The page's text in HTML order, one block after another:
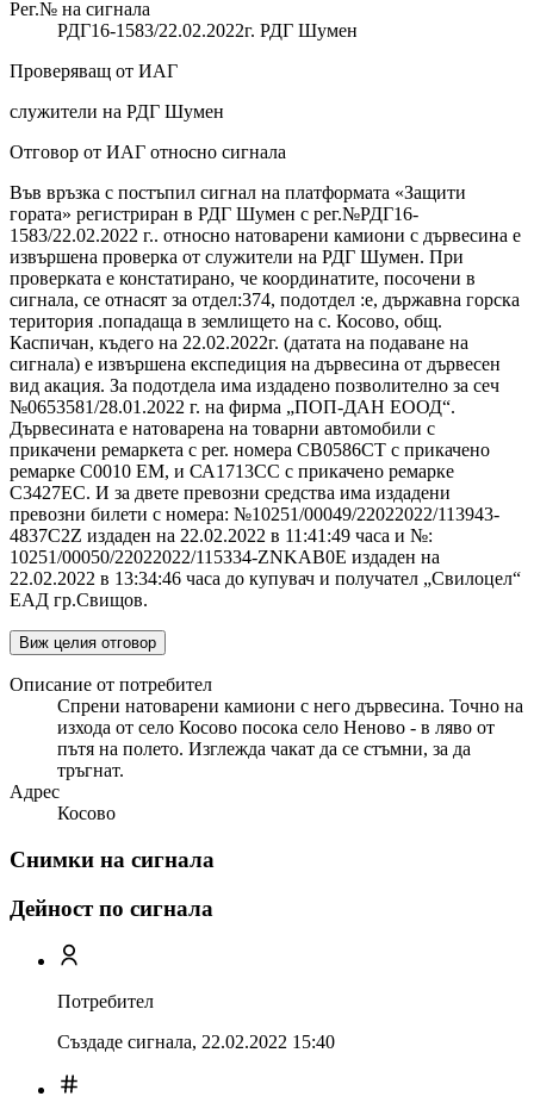
Рег.№ на сигнала
РДГ16-1583/22.02.2022г. РДГ Шумен
Проверяващ от ИАГ
служители на РДГ Шумен
Отговор от ИАГ относно сигнала
Във връзка с постъпил сигнал на платформата «Защити
гората» регистриран в РДГ Шумен с рег.№РДГ16-
1583/22.02.2022 г.. относно натоварени камиони с дървесина е
извършена проверка от служители на РДГ Шумен. При
проверката е констатирано, че координатите, посочени в
сигнала, се отнасят за отдел:374, подотдел :е, държавна горска
територия .попадаща в землището на с. Косово, общ.
Каспичан, къдего на 22.02.2022г. (датата на подаване на
сигнала) е извършена експедиция на дървесина от дървесен
вид акация. За подотдела има издадено позволително за сеч
№0653581/28.01.2022 г. на фирма „ПОП-ДАН ЕООД“.
Дървесината е натоварена на товарни автомобили с
прикачени ремаркета с per. номера СВ0586СТ с прикачено
ремарке С0010 ЕМ, и СА1713СС с прикачено ремарке
С3427ЕС. И за двете превозни средства има издадени
превозни билети с номера: №10251/00049/22022022/113943-
4837C2Z издаден на 22.02.2022 в 11:41:49 часа и №:
10251/00050/22022022/115334-ZNKAB0E издаден на
22.02.2022 в 13:34:46 часа до купувач и получател „Свилоцел“
ЕАД гр.Свищов.
Виж целия отговор
Описание от потребител
Спрени натоварени камиони с него дървесина. Точно на
изхода от село Косово посока село Неново - в ляво от
пътя на полето. Изглежда чакат да се стъмни, за да
тръгнат.
Адрес
Косово
Снимки на сигнала
Дейност по сигнала
Потребител
Създаде сигнала, 22.02.2022 15:40